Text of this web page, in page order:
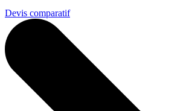
Devis comparatif